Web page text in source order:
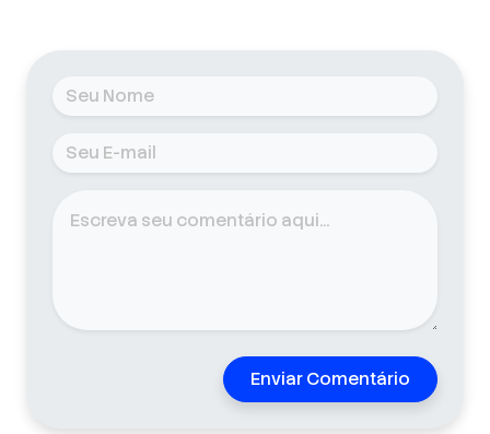
Enviar Comentário